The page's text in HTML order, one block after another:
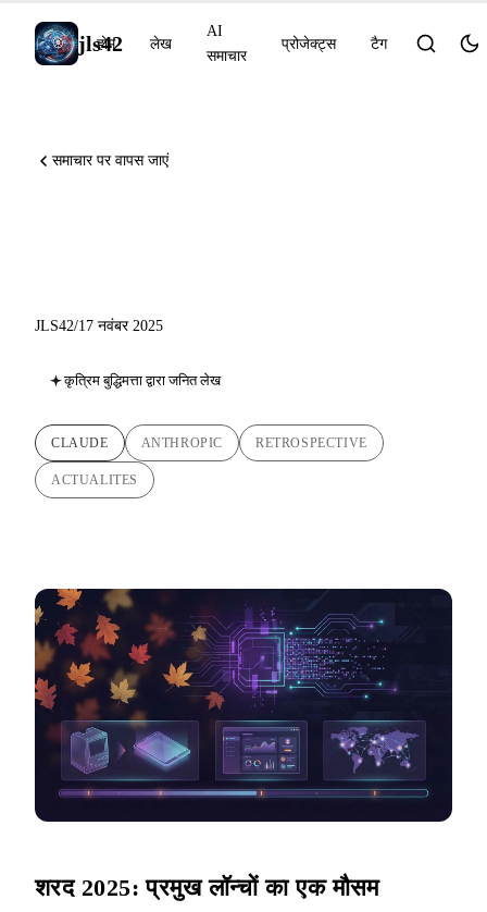
jls42
होम लेख
AI
समाचार
प्रोजेक्ट्स टैग
समाचार पर वापस जाएं
JLS42/17 नवंबर 2025
कृत्रिम बुद्धिमत्ता द्वारा जनित लेख
CLAUDE ANTHROPIC RETROSPECTIVE
ACTUALITES
शरद 2025: प्रमुख लॉन्चों का एक मौसम